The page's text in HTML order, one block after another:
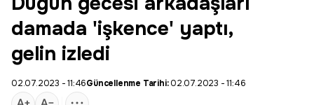
damada 'işkence' yaptı,
gelin izledi
02.07.2023 - 11:46Güncellenme Tarihi:02.07.2023 - 11:46